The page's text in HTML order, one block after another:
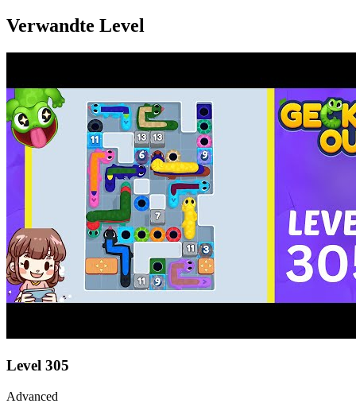
Verwandte Level
Level 305
Advanced